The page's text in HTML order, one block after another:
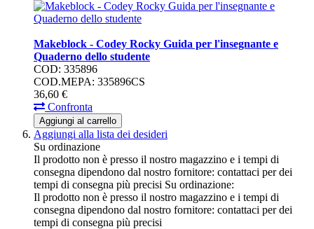
Makeblock - Codey Rocky Guida per l'insegnante e
Quaderno dello studente
COD: 335896
COD.MEPA: 335896CS
36,60 €
Confronta
Aggiungi al carrello
Aggiungi alla lista dei desideri
Su ordinazione
Il prodotto non è presso il nostro magazzino e i tempi di
consegna dipendono dal nostro fornitore: contattaci per dei
tempi di consegna più precisi Su ordinazione:
Il prodotto non è presso il nostro magazzino e i tempi di
consegna dipendono dal nostro fornitore: contattaci per dei
tempi di consegna più precisi